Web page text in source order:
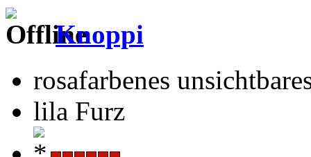
Knoppi
rosafarbenes
lila Furz